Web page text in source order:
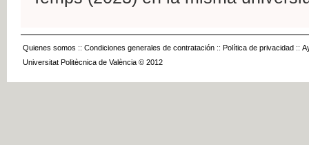
Quienes somos :: Condiciones generales de contratación :: Política de privacidad ::
Universitat Politècnica de València © 2012